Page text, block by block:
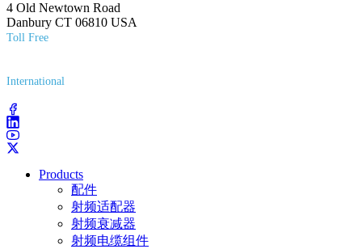
4 Old Newtown Road
Danbury CT 06810 USA
Toll Free
International
Products
配件
射频适配器
射频衰减器
射频电缆组件